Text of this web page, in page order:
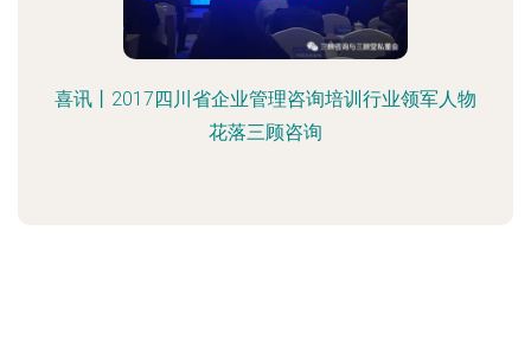
喜讯丨2017四川省企业管理咨询培训行业领军人物
花落三顾咨询